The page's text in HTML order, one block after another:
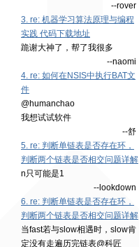
--rover
3. re: 机器学习算法原理与编程
实践 代码下载地址
跪谢大神了，帮了我很多
--naomi
4. re: 如何在NSIS中执行BAT文
件
@humanchao
我想试试软件
--舒
5. re: 判断单链表是否存在环，
判断两个链表是否相交问题详解
n只可能是1
--lookdown
6. re: 判断单链表是否存在环，
判断两个链表是否相交问题详解
当fast若与slow相遇时，slow肯
定没有走遍历完链表@科匠